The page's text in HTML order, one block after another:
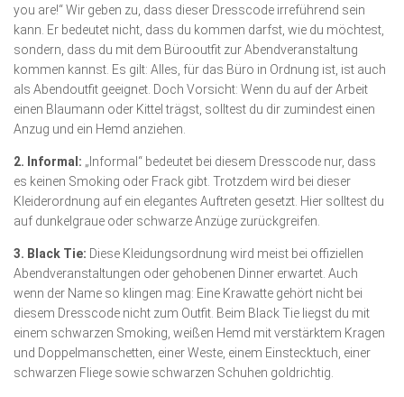
you are!“ Wir geben zu, dass dieser Dresscode irreführend sein
kann. Er bedeutet nicht, dass du kommen darfst, wie du möchtest,
sondern, dass du mit dem Bürooutfit zur Abendveranstaltung
kommen kannst. Es gilt: Alles, für das Büro in Ordnung ist, ist auch
als Abendoutfit geeignet. Doch Vorsicht: Wenn du auf der Arbeit
einen Blaumann oder Kittel trägst, solltest du dir zumindest einen
Anzug und ein Hemd anziehen.
2. Informal: „Informal“ bedeutet bei diesem Dresscode nur, dass
es keinen Smoking oder Frack gibt. Trotzdem wird bei dieser
Kleiderordnung auf ein elegantes Auftreten gesetzt. Hier solltest du
auf dunkelgraue oder schwarze Anzüge zurückgreifen.
3. Black Tie: Diese Kleidungsordnung wird meist bei offiziellen
Abendveranstaltungen oder gehobenen Dinner erwartet. Auch
wenn der Name so klingen mag: Eine Krawatte gehört nicht bei
diesem Dresscode nicht zum Outfit. Beim Black Tie liegst du mit
einem schwarzen Smoking, weißen Hemd mit verstärktem Kragen
und Doppelmanschetten, einer Weste, einem Einstecktuch, einer
schwarzen Fliege sowie schwarzen Schuhen goldrichtig.